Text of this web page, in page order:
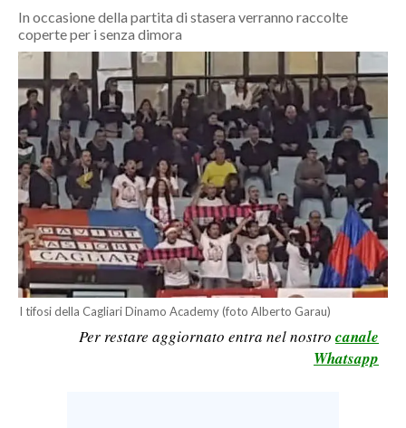
CRONACA
ITALIA
MONDO
POLITICA
ECONOMIA
SERVIZI ALLE IMPRESE
LAVORO
BANDI
SPORT IN SARDEGNA
In occasione della partita di stasera verranno raccolte
coperte per i senza dimora
I tifosi della Cagliari Dinamo Academy (foto Alberto Garau)
Per restare aggiornato entra nel nostro canale
Whatsapp